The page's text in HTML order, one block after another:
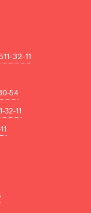
32-11
54
11